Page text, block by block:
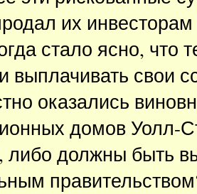
их
стало ясно, что
выплачивать свои
оказались
домов Уолл-
либо должны быть